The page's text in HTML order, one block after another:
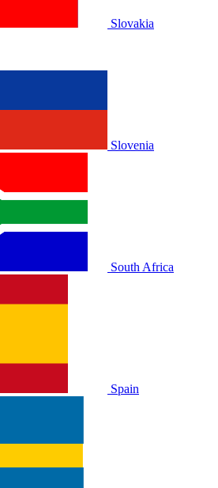
Slovakia
Slovenia
South Africa
Spain